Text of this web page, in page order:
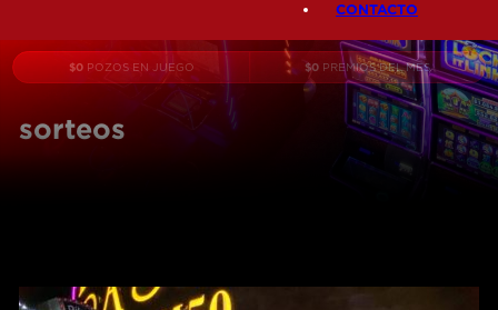
CONTACTO
$0POZOS EN JUEGO $0PREMIOS DEL MES
sorteos